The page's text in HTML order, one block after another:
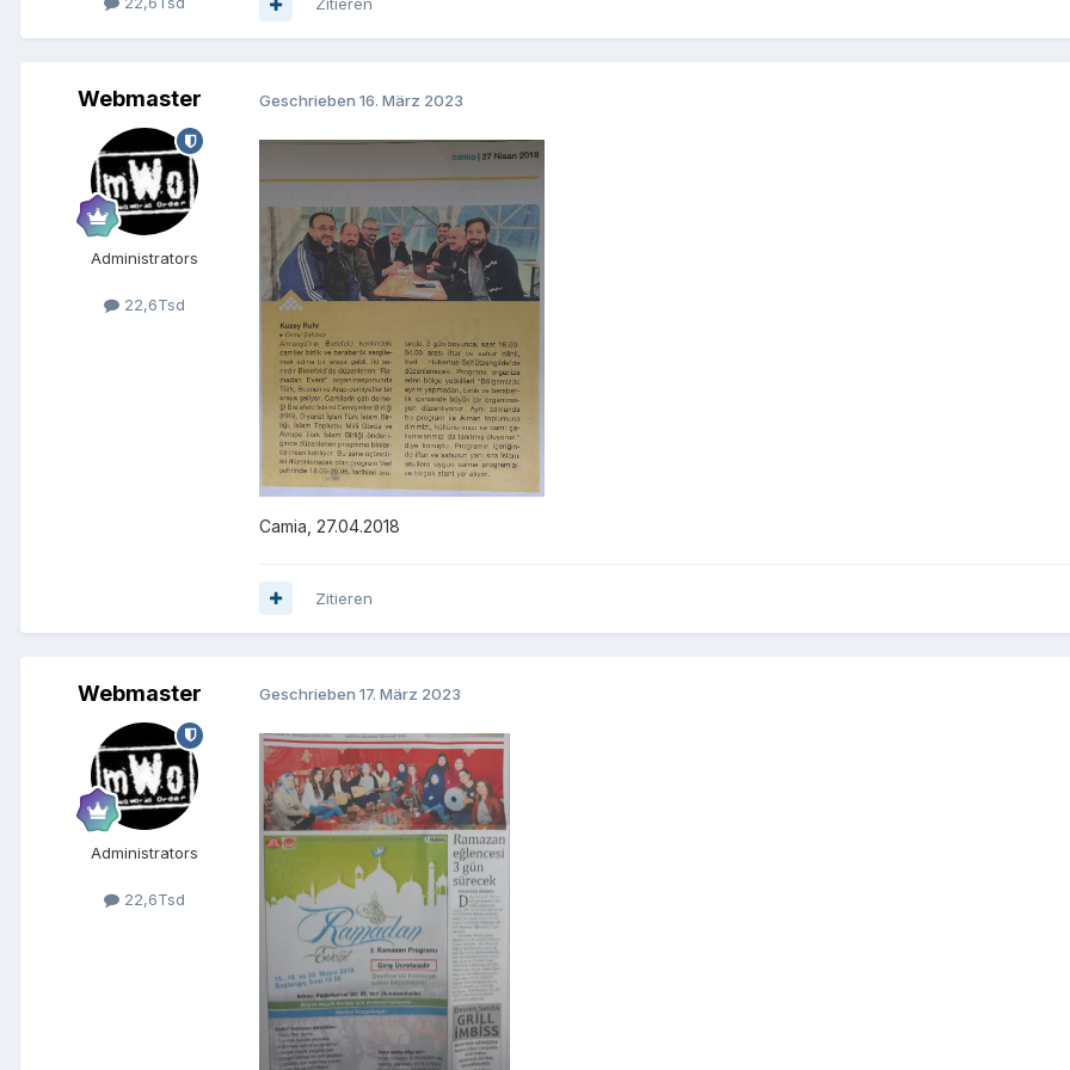
Zitieren
Webmaster
Administrators
22,6Tsd
Geschrieben 16. März 2023
Camia, 27.04.2018
Zitieren
Webmaster
Administrators
22,6Tsd
Geschrieben 17. März 2023